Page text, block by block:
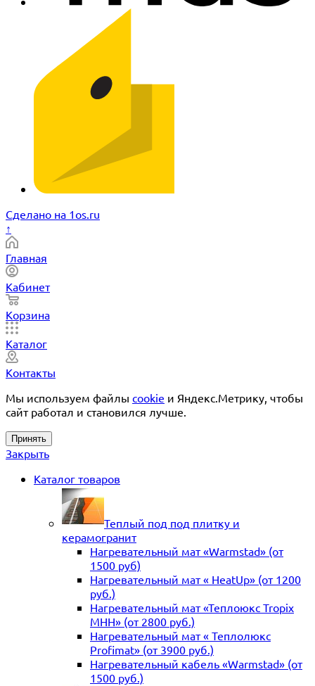
Сделано на 1os.ru
↑
Главная
Кабинет
Корзина
Каталог
Контакты
Мы используем файлы cookie и Яндекс.Метрику, чтобы
сайт работал и становился лучше.
Принять
Закрыть
Каталог товаров
Теплый под под плитку и
керамогранит
Нагревательный мат «Warmstad» (от
1500 руб)
Нагревательный мат « HeatUp» (от 1200
руб.)
Нагревательный мат «Теплоюкс Tropix
MHH» (от 2800 руб.)
Нагревательный мат « Теплолюкс
Profimat» (от 3900 руб.)
Нагревательный кабель «Warmstad» (от
1500 руб.)